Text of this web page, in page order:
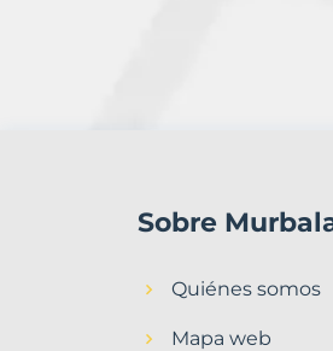
Sobre
Quiénes somos
Mapa web